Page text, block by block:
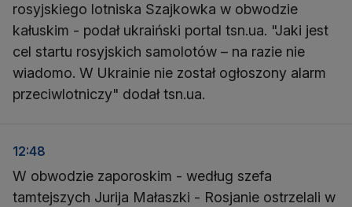
rosyjskiego lotniska Szajkowka w obwodzie
kałuskim - podał ukraiński portal tsn.ua. "Jaki jest
cel startu rosyjskich samolotów – na razie nie
wiadomo. W Ukrainie nie został ogłoszony alarm
przeciwlotniczy" dodał tsn.ua.
12:48
W obwodzie zaporoskim - według szefa
tamtejszych Jurija Małaszki - Rosjanie ostrzelali w